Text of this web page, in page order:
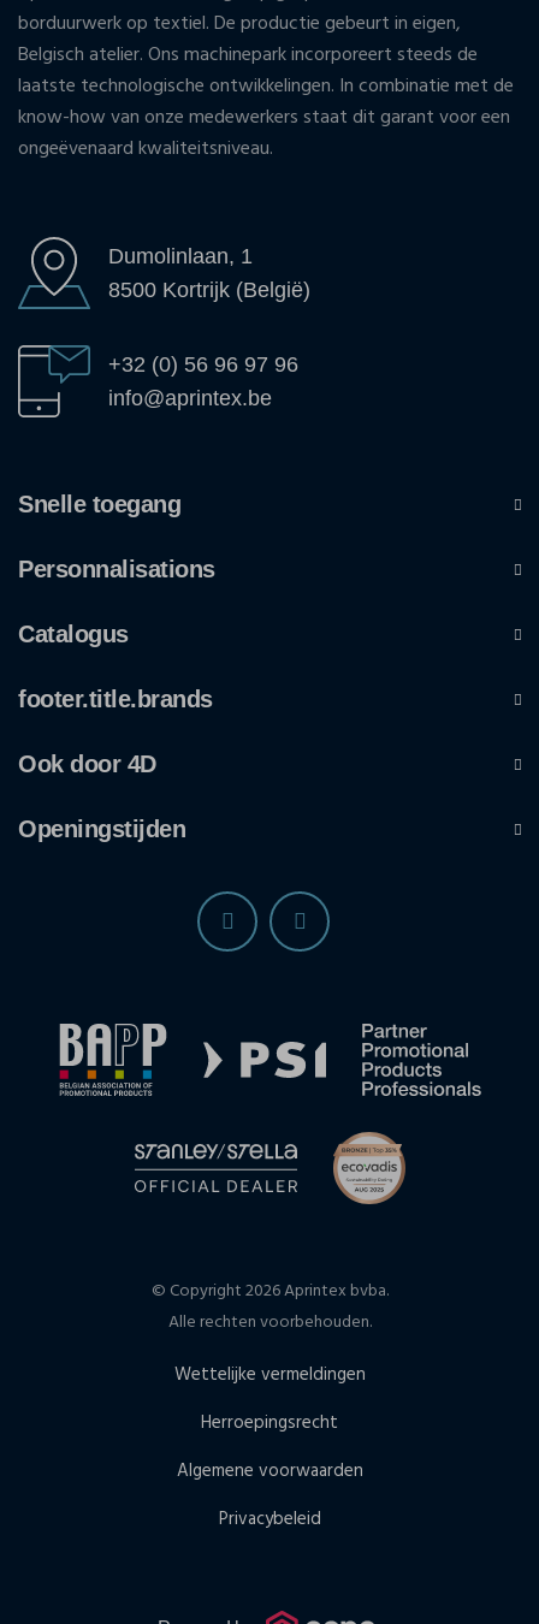
borduurwerk op textiel. De productie gebeurt in eigen,
Belgisch atelier. Ons machinepark incorporeert steeds de
laatste technologische ontwikkelingen. In combinatie met de
know-how van onze medewerkers staat dit garant voor een
ongeëvenaard kwaliteitsniveau.
Dumolinlaan, 1
8500 Kortrijk (België)
+32 (0) 56 96 97 96
info@aprintex.be
Snelle toegang
Personnalisations
Catalogus
footer.title.brands
Ook door 4D
Openingstijden
© Copyright 2026 Aprintex bvba.
Alle rechten voorbehouden.
Wettelijke vermeldingen
Herroepingsrecht
Algemene voorwaarden
Privacybeleid